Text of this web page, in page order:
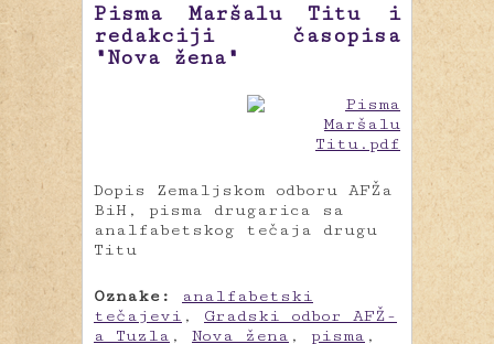
Pisma Maršalu Titu i
redakciji časopisa
"Nova žena"
Dopis Zemaljskom odboru AFŽa
BiH, pisma drugarica sa
analfabetskog tečaja drugu
Titu
Oznake:
analfabetski
tečajevi , Gradski odbor AFŽ-
a Tuzla , Nova žena , pisma ,